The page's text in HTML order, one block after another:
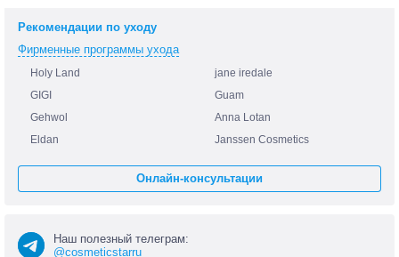
Рекомендации по уходу
Фирменные программы ухода
Holy Land
jane iredale
GIGI
Guam
Gehwol
Anna Lotan
Eldan
Janssen Cosmetics
Онлайн-консультации
Наш полезный телеграм:
@cosmeticstarru